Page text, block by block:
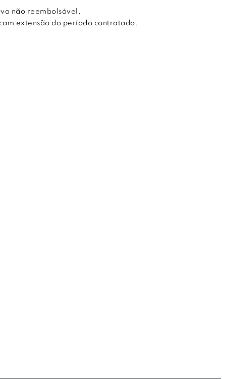
não reembolsável.
extensão do período contratado.